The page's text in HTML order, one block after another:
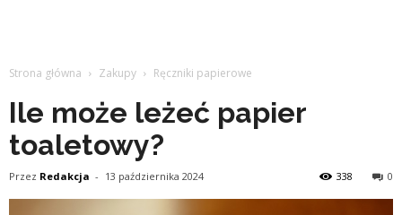
Strona główna Zakupy Ręczniki papierowe
Ile może leżeć papier
toaletowy?
Przez Redakcja - 13 października 2024 0
338